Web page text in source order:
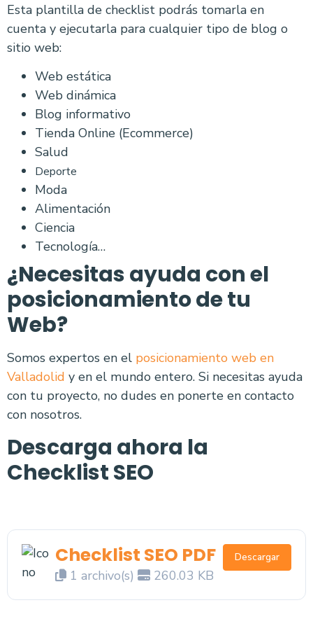
Esta plantilla de checklist podrás tomarla en
cuenta y ejecutarla para cualquier tipo de blog o
sitio web:
Web estática
Web dinámica
Blog informativo
Tienda Online (Ecommerce)
Salud
Deporte
Moda
Alimentación
Ciencia
Tecnología…
¿Necesitas ayuda con el
posicionamiento de tu
Web?
Somos expertos en el posicionamiento web en
Valladolid y en el mundo entero. Si necesitas ayuda
con tu proyecto, no dudes en ponerte en contacto
con nosotros.
Descarga ahora la
Checklist SEO
Checklist SEO PDF
1 archivo(s) 260.03 KB
Descargar